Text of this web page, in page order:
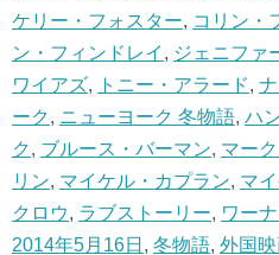
ケリー・フォスター, コリン・
ン・フィンドレイ , ジェニファ
ワイアズ, トニー・アラード,
ーク , ニューヨーク 冬物語, ハ
ク , ブルース・バーマン, マー
リン, マイケル・カプラン, マ
クロウ, ラブストーリー, ワー
2014年5月16日 , 冬物語, 外国